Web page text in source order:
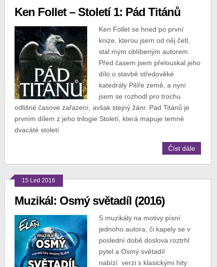
Ken Follet – Století 1: Pád Titánů
Ken Follet se hned po první
knize, kterou jsem od něj četl,
stal mým oblíbeným autorem.
Před časem jsem přelouskal jeho
dílo o stavbě středověké
katedrály Pilíře země, a nyní
jsem se rozhodl pro trochu
odlišné časové zařazení, avšak stejný žánr. Pád Titánů je
prvním dílem z jeho trilogie Století, která mapuje temné
dvacáté století
Číst dále
15 Led 2016
Muzikál: Osmý světadíl (2016)
S muzikály na motivy písní
jednoho autora, či kapely se v
poslední době doslova roztrhl
pytel a Osmý světadíl
nabízí verzi s klasickými hity